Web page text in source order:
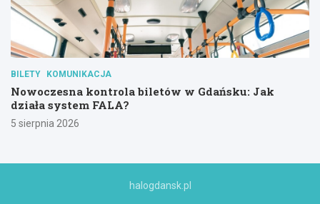
BILETY KOMUNIKACJA
Nowoczesna kontrola biletów w Gdańsku: Jak
działa system FALA?
5 sierpnia 2026
halogdansk.pl